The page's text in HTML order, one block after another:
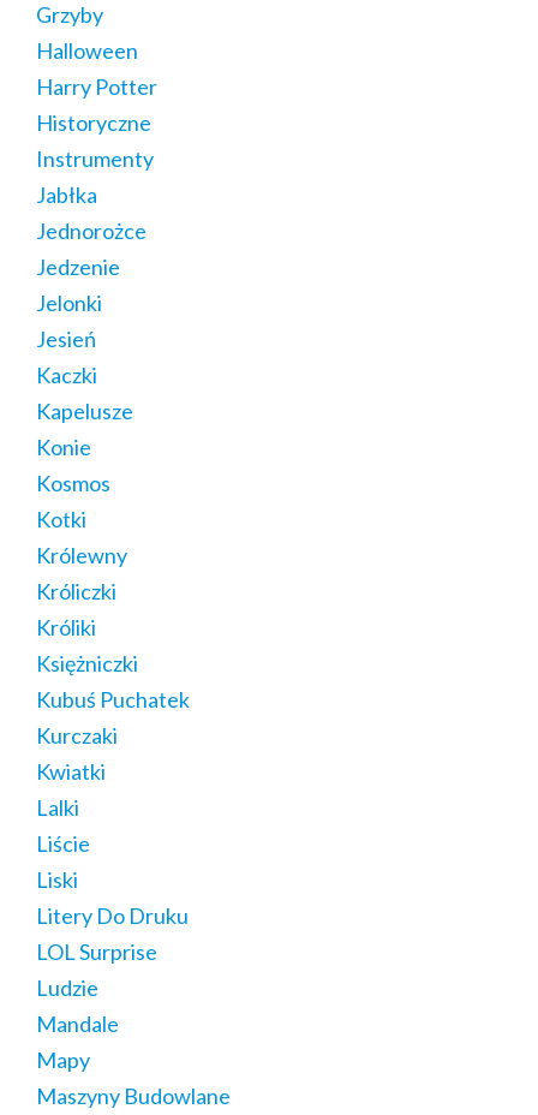
Grzyby
Halloween
Harry Potter
Historyczne
Instrumenty
Jabłka
Jednorożce
Jedzenie
Jelonki
Jesień
Kaczki
Kapelusze
Konie
Kosmos
Kotki
Królewny
Króliczki
Króliki
Księżniczki
Kubuś Puchatek
Kurczaki
Kwiatki
Lalki
Liście
Liski
Litery Do Druku
LOL Surprise
Ludzie
Mandale
Mapy
Maszyny Budowlane